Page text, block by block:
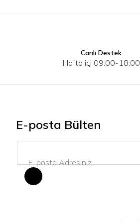
L XL 2XL 3XL
Canlı Destek
Hafta içi 09:00-18:00
E-posta Bülten